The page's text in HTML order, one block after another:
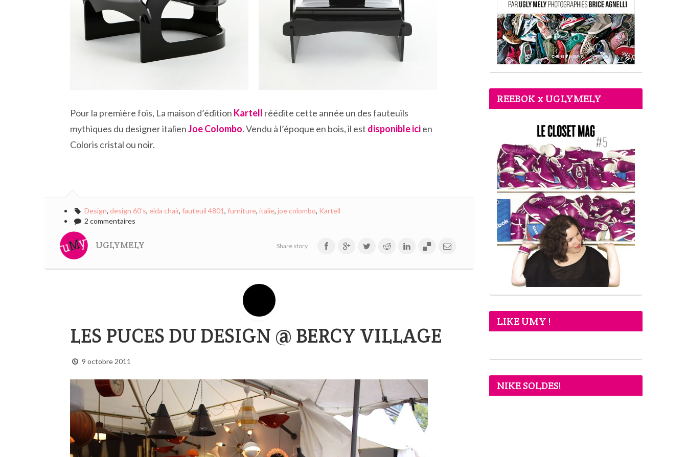
Pour la première fois, La maison d’édition Kartell réédite cette année un des fauteuils
mythiques du designer italienJoe Colombo. Vendu à l’époque en bois, il est disponible icien
Coloris cristal ou noir.
Design, design 60's, elda chair, fauteuil 4801, furniture, italie, joe colombo, Kartell
2 commentaires
UGLYMELY Share story
LES PUCES DU DESIGN @ BERCY VILLAGE
9 octobre 2011
REEBOK x UGLYMELY
LIKE UMY !
NIKE SOLDES!